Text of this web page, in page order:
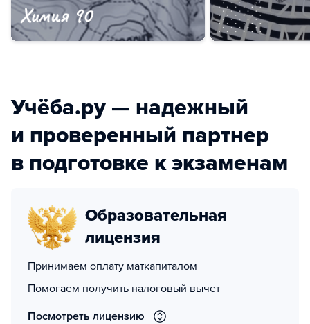
Учёба.ру — надежный
и проверенный партнер
в подготовке к экзаменам
Образовательная
лицензия
Принимаем оплату маткапиталом
Помогаем получить налоговый вычет
Посмотреть лицензию